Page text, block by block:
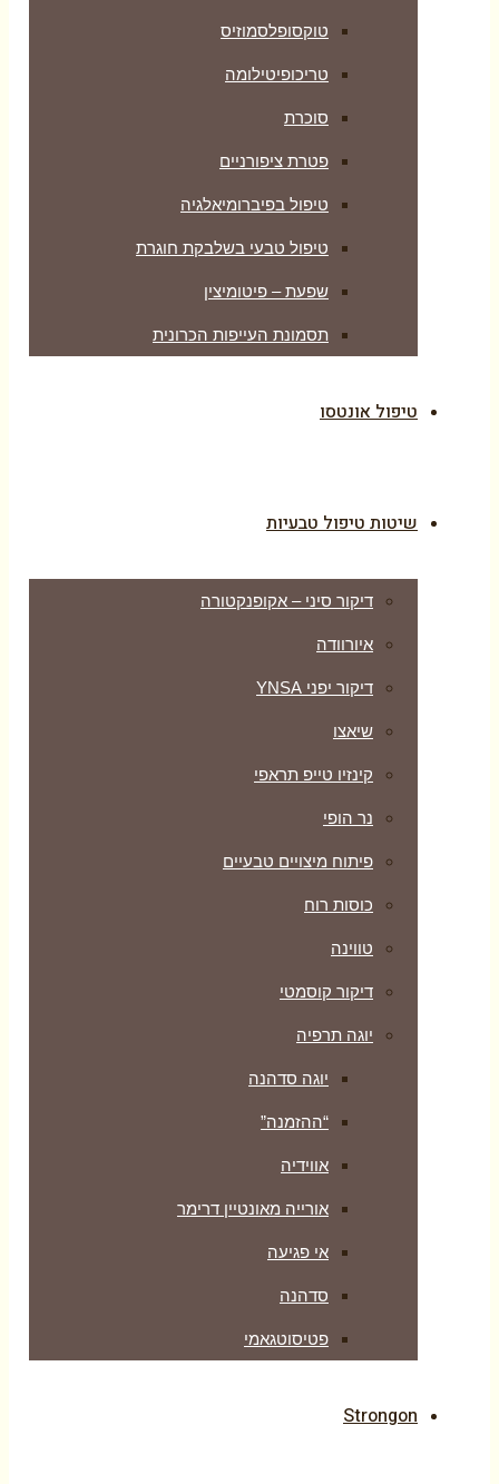
טוקסופלסמוזיס
טריכופיטילומה
סוכרת
פטרת ציפורניים
טיפול בפיברומיאלגיה
טיפול טבעי בשלבקת חוגרת
שפעת – פיטומיצין
תסמונת העייפות הכרונית
טיפול אונטסו
שיטות טיפול טבעיות
דיקור סיני – אקופנקטורה
איורוודה
דיקור יפני YNSA
שיאצו
קינזיו טייפ תראפי
נר הופי
פיתוח מיצויים טבעיים
כוסות רוח
טווינה
דיקור קוסמטי
יוגה תרפיה
יוגה סדהנה
“ההזמנה”
אווידיה
אורייה מאונטיין דרימר
אי פגיעה
סדהנה
פטיסוטגאמי
Strongon